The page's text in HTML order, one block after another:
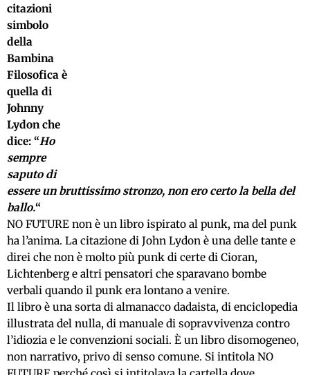
citazioni
simbolo
della
Bambina
Filosofica è
quella di
Johnny
Lydon che
dice: “Ho
sempre
saputo di
essere un bruttissimo stronzo, non ero certo la bella del
ballo.“
NO FUTURE non è un libro ispirato al punk, ma del punk
ha l’anima. La citazione di John Lydon è una delle tante e
direi che non è molto più punk di certe di Cioran,
Lichtenberg e altri pensatori che sparavano bombe
verbali quando il punk era lontano a venire.
Il libro è una sorta di almanacco dadaista, di enciclopedia
illustrata del nulla, di manuale di sopravvivenza contro
l’idiozia e le convenzioni sociali. È un libro disomogeneo,
non narrativo, privo di senso comune. Si intitola NO